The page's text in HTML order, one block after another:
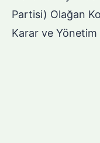
Partisi) Olağan
Karar ve